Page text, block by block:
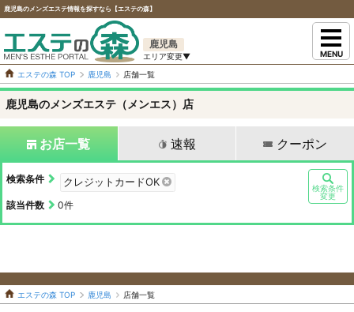
鹿児島のメンズエステ情報を探すなら【エステの森】
鹿児島
MENU
エステの森 TOP 鹿児島 店舗一覧
鹿児島のメンズエステ（メンエス）店
お店一覧 速報 クーポン
検索条件 クレジットカードOK
該当件数 0件
検索条件
変更
エステの森 TOP 鹿児島 店舗一覧